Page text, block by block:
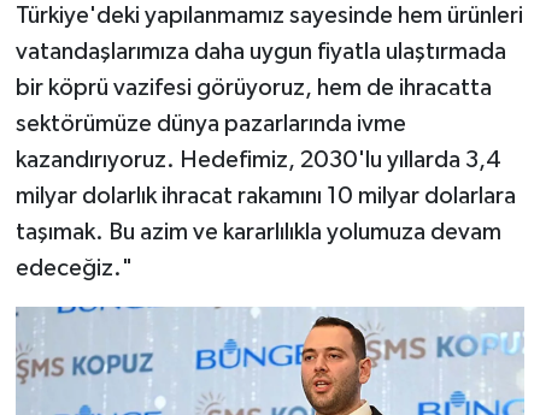
Türkiye'deki yapılanmamız sayesinde hem ürünleri
vatandaşlarımıza daha uygun fiyatla ulaştırmada
bir köprü vazifesi görüyoruz, hem de ihracatta
sektörümüze dünya pazarlarında ivme
kazandırıyoruz. Hedefimiz, 2030'lu yıllarda 3,4
milyar dolarlık ihracat rakamını 10 milyar dolarlara
taşımak. Bu azim ve kararlılıkla yolumuza devam
edeceğiz."